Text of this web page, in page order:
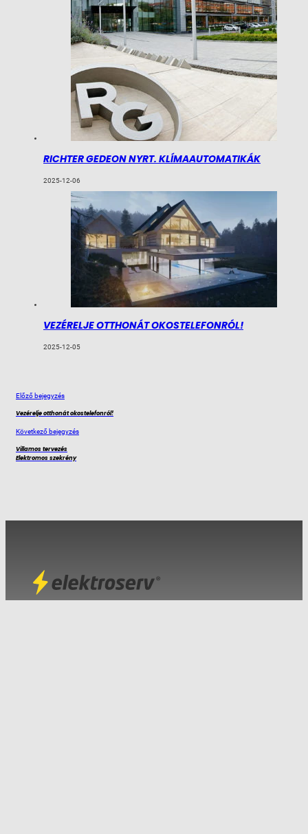
RICHTER GEDEON NYRT. KLÍMAAUTOMATIKÁK
2025-12-06
VEZÉRELJE OTTHONÁT OKOSTELEFONRÓL!
2025-12-05
Előző bejegyzés
Vezérelje otthonát okostelefonról!
Következő bejegyzés
Villamos tervezés
Elektromos szekrény